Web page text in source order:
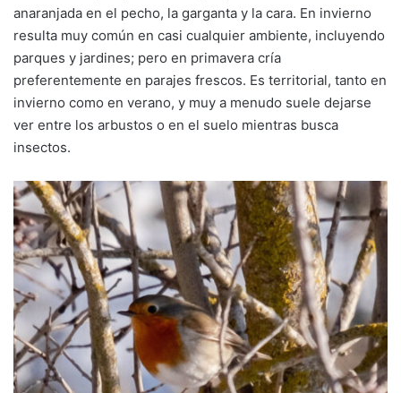
anaranjada en el pecho, la garganta y la cara. En invierno
resulta muy común en casi cualquier ambiente, incluyendo
parques y jardines; pero en primavera cría
preferentemente en parajes frescos. Es territorial, tanto en
invierno como en verano, y muy a menudo suele dejarse
ver entre los arbustos o en el suelo mientras busca
insectos.